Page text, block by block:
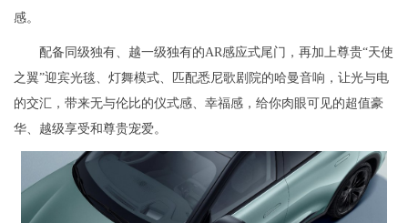
感。
配备同级独有、越一级独有的AR感应式尾门，再加上尊贵“天使
之翼”迎宾光毯、灯舞模式、匹配悉尼歌剧院的哈曼音响，让光与电
的交汇，带来无与伦比的仪式感、幸福感，给你肉眼可见的超值豪
华、越级享受和尊贵宠爱。